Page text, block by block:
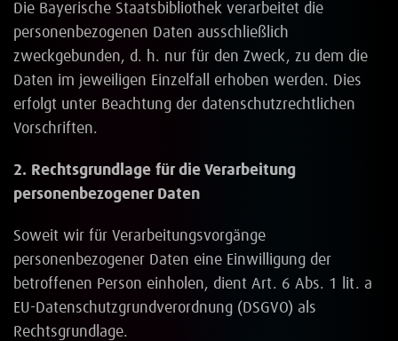
Die Bayerische Staatsbibliothek verarbeitet die
personenbezogenen Daten ausschließlich
zweckgebunden, d. h. nur für den Zweck, zu dem die
Daten im jeweiligen Einzelfall erhoben werden. Dies
erfolgt unter Beachtung der datenschutzrechtlichen
Vorschriften.
2. Rechtsgrundlage für die Verarbeitung
personenbezogener Daten
Soweit wir für Verarbeitungsvorgänge
personenbezogener Daten eine Einwilligung der
betroffenen Person einholen, dient Art. 6 Abs. 1 lit. a
EU-Datenschutzgrundverordnung (DSGVO) als
Rechtsgrundlage.